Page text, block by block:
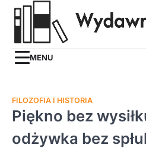
Skip
MENU
FILOZOFIA I HISTORIA
Piękno bez
odżywka bez